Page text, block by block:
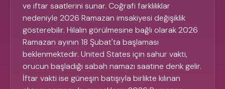
ve iftar saatlerini sunar. Coğrafi farklılıklar
nedeniyle 2026 Ramazan imsakiyesi değişiklik
gösterebilir. Hilalin görülmesine bağlı olarak 2026
Ramazan ayının 18 Şubat'ta başlaması
beklenmektedir. United States için sahur vakti,
orucun başladığı sabah namazı saatine denk gelir.
İftar vakti ise güneşin batışıyla birlikte kılınan